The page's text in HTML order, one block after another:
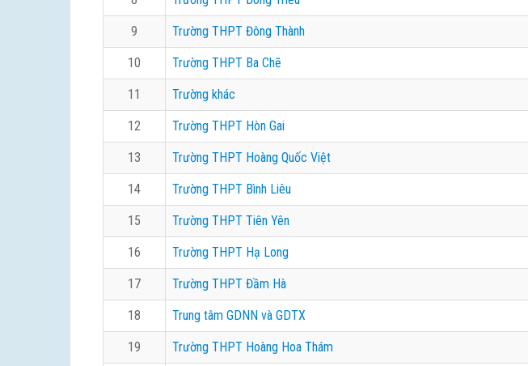
9 Trường THPT Đông Thành
10 Trường THPT Ba Chẽ
11 Trường khác
12 Trường THPT Hòn Gai
13 Trường THPT Hoàng Quốc Việt
14 Trường THPT Bình Liêu
15 Trường THPT Tiên Yên
16 Trường THPT Hạ Long
17 Trường THPT Đầm Hà
18 Trung tâm GDNN và GDTX
19 Trường THPT Hoàng Hoa Thám